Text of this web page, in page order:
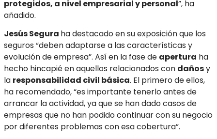
protegidos, a nivel empresarial y personal”, ha
añadido.
Jesús Segura ha destacado en su exposición que los
seguros “deben adaptarse a las características y
evolución de empresa”. Así en la fase de apertura ha
hecho hincapié en aquellos relacionados con dañosy
la responsabilidad civil básica. El primero de ellos,
ha recomendado, “es importante tenerlo antes de
arrancar la actividad, ya que se han dado casos de
empresas que no han podido continuar con su negocio
por diferentes problemas con esa cobertura”.